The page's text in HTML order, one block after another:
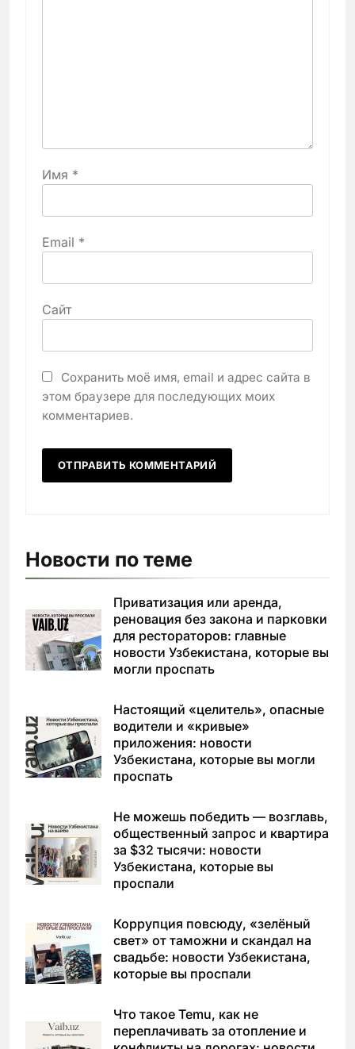
Имя *
Email *
Сайт
Сохранить моё имя, email и адрес сайта в
этом браузере для последующих моих
комментариев.
Новости по теме
Приватизация или аренда,
реновация без закона и парковки
для рестораторов: главные
новости Узбекистана, которые вы
могли проспать
Настоящий «целитель», опасные
водители и «кривые»
приложения: новости
Узбекистана, которые вы могли
проспать
Не можешь победить — возглавь,
общественный запрос и квартира
за $32 тысячи: новости
Узбекистана, которые вы
проспали
Коррупция повсюду, «зелёный
свет» от таможни и скандал на
свадьбе: новости Узбекистана,
которые вы проспали
Что такое Temu, как не
переплачивать за отопление и